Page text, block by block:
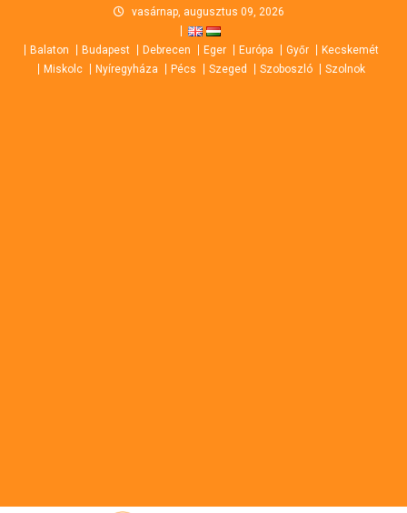
content
vasárnap, augusztus 09, 2026
Balaton Budapest Debrecen Eger Európa Győr
Kecskemét
Miskolc
Nyíregyháza Pécs Szeged Szoboszló Szolnok